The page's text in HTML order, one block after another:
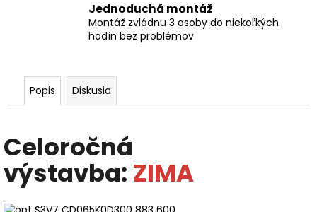
Jednoduchá montáž
Montáž zvládnu 3 osoby do niekoľkých
hodín bez problémov
Popis Diskusia
Celoročná
výstavba: ZIMA